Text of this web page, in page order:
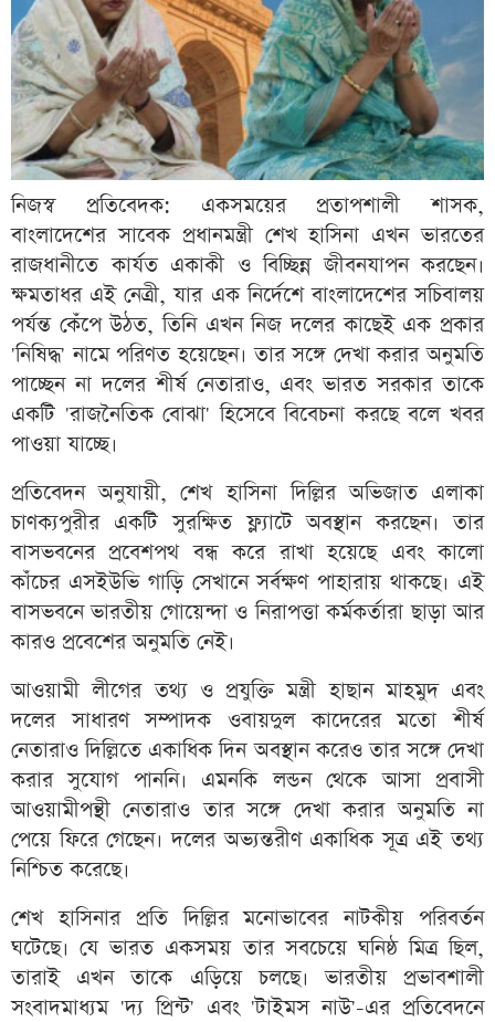
নিজস্ব প্রতিবেদক: একসময়ের প্রতাপশালী শাসক,
বাংলাদেশের সাবেক প্রধানমন্ত্রী শেখ হাসিনা এখন ভারতের
রাজধানীতে কার্যত একাকী ও বিচ্ছিন্ন জীবনযাপন করছেন।
ক্ষমতাধর এই নেত্রী, যার এক নির্দেশে বাংলাদেশের সচিবালয়
পর্যন্ত কেঁপে উঠত, তিনি এখন নিজ দলের কাছেই এক প্রকার
'নিষিদ্ধ' নামে পরিণত হয়েছেন। তার সঙ্গে দেখা করার অনুমতি
পাচ্ছেন না দলের শীর্ষ নেতারাও, এবং ভারত সরকার তাকে
একটি 'রাজনৈতিক বোঝা' হিসেবে বিবেচনা করছে বলে খবর
পাওয়া যাচ্ছে।
প্রতিবেদন অনুযায়ী, শেখ হাসিনা দিল্লির অভিজাত এলাকা
চাণক্যপুরীর একটি সুরক্ষিত ফ্ল্যাটে অবস্থান করছেন। তার
বাসভবনের প্রবেশপথ বন্ধ করে রাখা হয়েছে এবং কালো
কাঁচের এসইউভি গাড়ি সেখানে সর্বক্ষণ পাহারায় থাকছে। এই
বাসভবনে ভারতীয় গোয়েন্দা ও নিরাপত্তা কর্মকর্তারা ছাড়া আর
কারও প্রবেশের অনুমতি নেই।
আওয়ামী লীগের তথ্য ও প্রযুক্তি মন্ত্রী হাছান মাহমুদ এবং
দলের সাধারণ সম্পাদক ওবায়দুল কাদেরের মতো শীর্ষ
নেতারাও দিল্লিতে একাধিক দিন অবস্থান করেও তার সঙ্গে দেখা
করার সুযোগ পাননি। এমনকি লন্ডন থেকে আসা প্রবাসী
আওয়ামীপন্থী নেতারাও তার সঙ্গে দেখা করার অনুমতি না
পেয়ে ফিরে গেছেন। দলের অভ্যন্তরীণ একাধিক সূত্র এই তথ্য
নিশ্চিত করেছে।
শেখ হাসিনার প্রতি দিল্লির মনোভাবের নাটকীয় পরিবর্তন
ঘটেছে। যে ভারত একসময় তার সবচেয়ে ঘনিষ্ঠ মিত্র ছিল,
তারাই এখন তাকে এড়িয়ে চলছে। ভারতীয় প্রভাবশালী
সংবাদমাধ্যম 'দ্য প্রিন্ট' এবং 'টাইমস নাউ'-এর প্রতিবেদনে